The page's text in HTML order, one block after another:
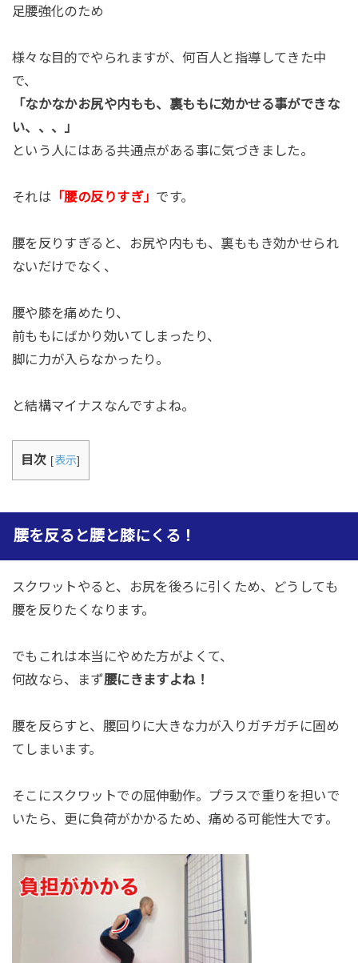
足腰強化のため
様々な目的でやられますが、何百人と指導してきた中
で、
「なかなかお尻や内もも、裏ももに効かせる事ができな
い、、、」
という人にはある共通点がある事に気づきました。
それは 「腰の反りすぎ」 です。
腰を反りすぎると、お尻や内もも、裏ももき効かせられ
ないだけでなく、
腰や膝を痛めたり、
前ももにばかり効いてしまったり、
脚に力が入らなかったり。
と結構マイナスなんですよね。
目次 [表示]
腰を反ると腰と膝にくる！
スクワットやると、お尻を後ろに引くため、どうしても
腰を反りたくなります。
でもこれは本当にやめた方がよくて、
何故なら、まず腰にきますよね！
腰を反らすと、腰回りに大きな力が入りガチガチに固め
てしまいます。
そこにスクワットでの屈伸動作。プラスで重りを担いで
いたら、更に負荷がかかるため、痛める可能性大です。